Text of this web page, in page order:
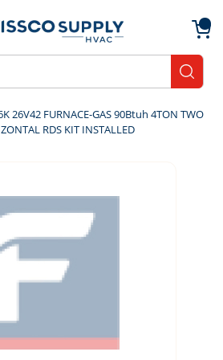
26V42 FURNACE-GAS 90Btuh 4TON TWO
RDS KIT INSTALLED